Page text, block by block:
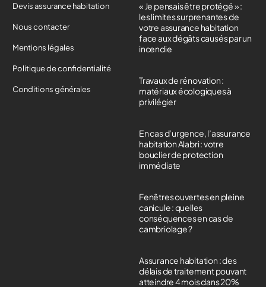
Devis assurance habitation
Nous contacter
Mentions légales
Politique de confidentialité
Conditions générales
« Je pensais être protégé » :
les limites surprenantes de
votre assurance habitation
face aux dégâts causés par un
incendie
Travaux de rénovation :
matériaux écologiques à
privilégier
En cas d’urgence, l’assurance
habitation Alabri : votre
bouclier de protection
immédiate
Fenêtres ouvertes en pleine
canicule : quelles
conséquences en cas de
cambriolage ?
Assurance habitation : des
délais de traitement pouvant
atteindre 4 mois dans 20%